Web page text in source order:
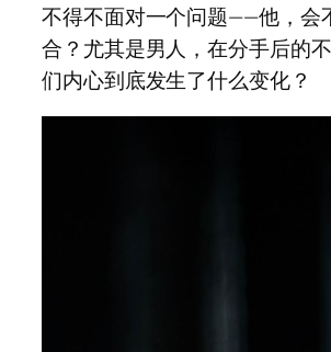
不得不面对一个问题——他，会
合？尤其是男人，在分手后的
们内心到底发生了什么变化？